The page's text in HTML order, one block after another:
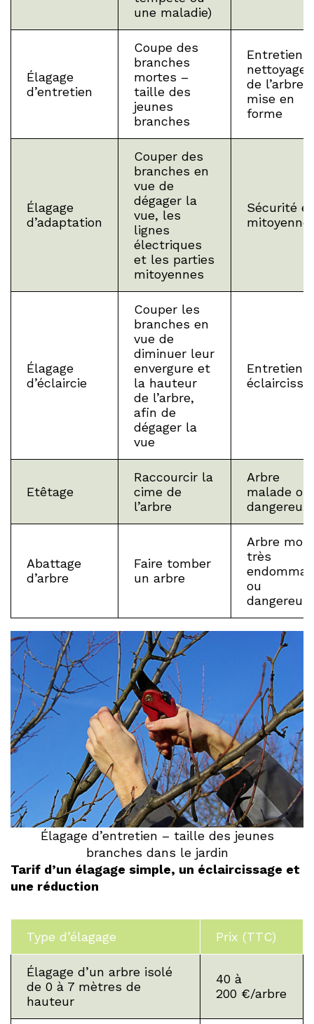
une maladie)
Élagage
d’entretien
Coupe des
branches
mortes –
taille des
jeunes
branches
Entretien :
nettoyage
de l’arbre
mise en
forme
Élagage
d’adaptation
Couper des
branches en
vue de
dégager la
vue, les
lignes
électriques
et les parties
mitoyennes
Sécurité et
Élagage
d’éclaircie
Couper les
branches en
vue de
diminuer leur
envergure et
la hauteur
de l’arbre,
afin de
dégager la
vue
Entretien –
Etêtage
Raccourcir la
cime de
l’arbre
Arbre
malade ou
dangereux
Abattage
d’arbre
Faire tomber
un arbre
Arbre
très
ou
dangereux
Élagage d’entretien – taille des jeunes
branches dans le jardin
Tarif d’un élagage simple, un éclaircissage et
une réduction
Type d’élagage Prix (TTC)
Élagage d’un arbre isolé
de 0 à 7 mètres de
hauteur
40 à
200 €/arbre